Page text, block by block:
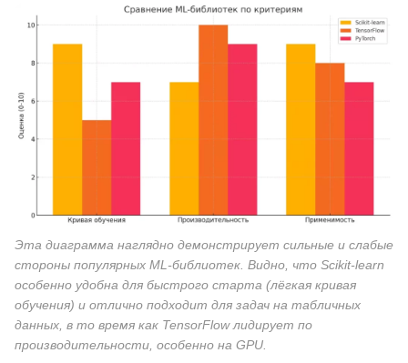
Эта диаграмма наглядно демонстрирует сильные и слабые
стороны популярных ML-библиотек. Видно, что Scikit-learn
особенно удобна для быстрого старта (лёгкая кривая
обучения) и отлично подходит для задач на табличных
данных, в то время как TensorFlow лидирует по
производительности, особенно на GPU.